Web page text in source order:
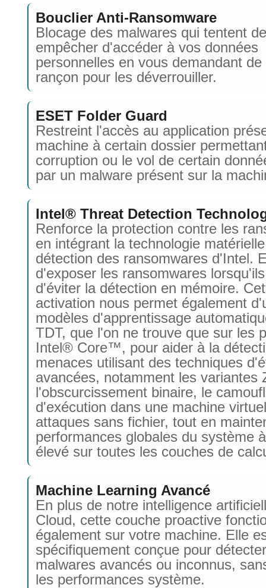
Bouclier Anti-Ransomware
Blocage des malwares qui tentent
empêcher d'accéder à vos données
personnelles en vous demandant
rançon pour les déverrouiller.
ESET Folder Guard
Restreint l'accès au application
machine à certain dossier
corruption ou le vol de certain
par un malware présent sur la
Intel® Threat Detection
Renforce la protection contre les
en intégrant la technologie
détection des ransomwares d'Intel.
d'exposer les ransomwares
d'éviter la détection en mémoire.
activation nous permet également
modèles d'apprentissage
TDT, que l'on ne trouve que sur les
Intel® Core™, pour aider à la
menaces utilisant des techniques
avancées, notamment les variantes
l'obscurcissement binaire, le
d'exécution dans une machine
attaques sans fichier, tout en
performances globales du système
élevé sur toutes les couches de
Machine Learning Avancé
En plus de notre intelligence
Cloud, cette couche proactive
également sur votre machine. Elle
spécifiquement conçue pour
malwares avancés ou inconnus,
les performances système.